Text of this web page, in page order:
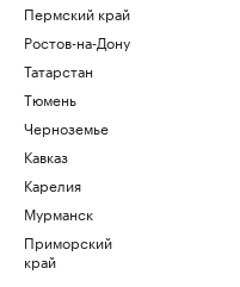
Пермский край
Ростов-на-Дону
Татарстан
Тюмень
Черноземье
Кавказ
Карелия
Мурманск
Приморский
край